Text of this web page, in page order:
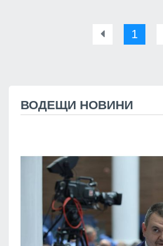
1
ВОДЕЩИ НОВИНИ